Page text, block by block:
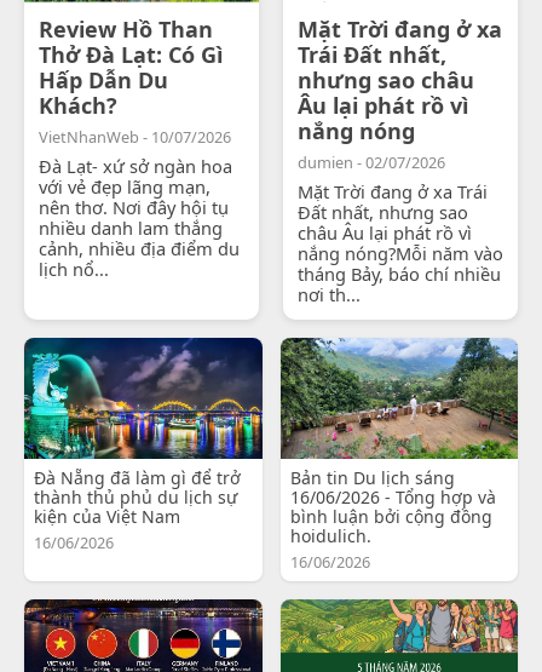
Review Hồ Than
Thở Đà Lạt: Có Gì
Hấp Dẫn Du
Khách?
VietNhanWeb - 10/07/2026
Đà Lạt- xứ sở ngàn hoa
với vẻ đẹp lãng mạn,
nên thơ. Nơi đây hội tụ
nhiều danh lam thắng
cảnh, nhiều địa điểm du
lịch nổ...
Mặt Trời đang ở xa
Trái Đất nhất,
nhưng sao châu
Âu lại phát rồ vì
nắng nóng
dumien - 02/07/2026
Mặt Trời đang ở xa Trái
Đất nhất, nhưng sao
châu Âu lại phát rồ vì
nắng nóng?Mỗi năm vào
tháng Bảy, báo chí nhiều
nơi th...
Đà Nẵng đã làm gì để trở
thành thủ phủ du lịch sự
kiện của Việt Nam
16/06/2026
Bản tin Du lịch sáng
16/06/2026 - Tổng hợp và
bình luận bởi cộng đồng
hoidulich.
16/06/2026